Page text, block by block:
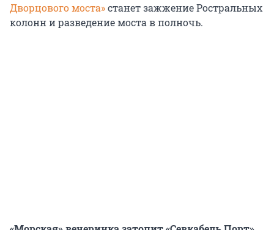
Дворцового моста»станет зажжение Ростральных
колонн и разведение моста в полночь.